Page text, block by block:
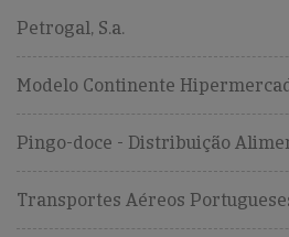
Petrogal, S.a.
Modelo Continente
Pingo-doce - Distribuição
Transportes Aéreos